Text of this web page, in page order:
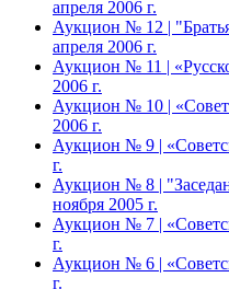
апреля 2006 г.
Аукцион № 12 |
апреля 2006 г.
Аукцион № 11 |
2006 г.
Аукцион № 10 |
2006 г.
Аукцион № 9 |
г.
Аукцион № 8 |
ноября 2005 г.
Аукцион № 7 |
г.
Аукцион № 6 |
г.